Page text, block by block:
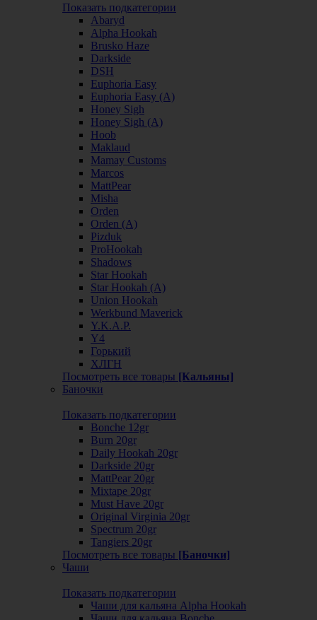
Показать подкатегории
Abaryd
Alpha Hookah
Brusko Haze
Darkside
DSH
Euphoria Easy
Euphoria Easy (А)
Honey Sigh
Honey Sigh (А)
Hoob
Maklaud
Mamay Customs
Marcos
MattPear
Misha
Orden
Orden (А)
Pizduk
ProHookah
Shadows
Star Hookah
Star Hookah (А)
Union Hookah
Werkbund Maverick
Y.K.A.P.
Y4
Горький
ХЛГН
Посмотреть все товары [Кальяны]
Баночки
Показать подкатегории
Bonche 12gr
Burn 20gr
Daily Hookah 20gr
Darkside 20gr
MattPear 20gr
Mixtape 20gr
Must Have 20gr
Original Virginia 20gr
Spectrum 20gr
Tangiers 20gr
Посмотреть все товары [Баночки]
Чаши
Показать подкатегории
Чаши для кальяна Alpha Hookah